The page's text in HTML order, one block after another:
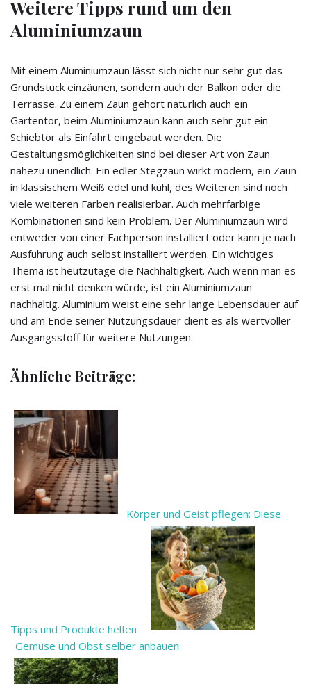
Weitere Tipps rund um den
Aluminiumzaun
Mit einem Aluminiumzaun lässt sich nicht nur sehr gut das
Grundstück einzäunen, sondern auch der Balkon oder die
Terrasse. Zu einem Zaun gehört natürlich auch ein
Gartentor, beim Aluminiumzaun kann auch sehr gut ein
Schiebtor als Einfahrt eingebaut werden. Die
Gestaltungsmöglichkeiten sind bei dieser Art von Zaun
nahezu unendlich. Ein edler Stegzaun wirkt modern, ein Zaun
in klassischem Weiß edel und kühl, des Weiteren sind noch
viele weiteren Farben realisierbar. Auch mehrfarbige
Kombinationen sind kein Problem. Der Aluminiumzaun wird
entweder von einer Fachperson installiert oder kann je nach
Ausführung auch selbst installiert werden. Ein wichtiges
Thema ist heutzutage die Nachhaltigkeit. Auch wenn man es
erst mal nicht denken würde, ist ein Aluminiumzaun
nachhaltig. Aluminium weist eine sehr lange Lebensdauer auf
und am Ende seiner Nutzungsdauer dient es als wertvoller
Ausgangsstoff für weitere Nutzungen.
Ähnliche Beiträge:
Körper und Geist pflegen: Diese
Tipps und Produkte helfen
Gemüse und Obst selber anbauen